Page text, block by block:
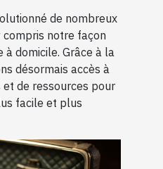
de nombreux
compris notre façon
à domicile. Grâce à la
désormais accès à
et de ressources pour
facile et plus